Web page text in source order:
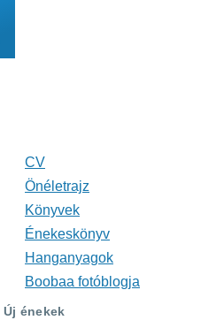
navigáció
CV
Önéletrajz
Könyvek
Énekeskönyv
Hanganyagok
Boobaa fotóblogja
Új énekek